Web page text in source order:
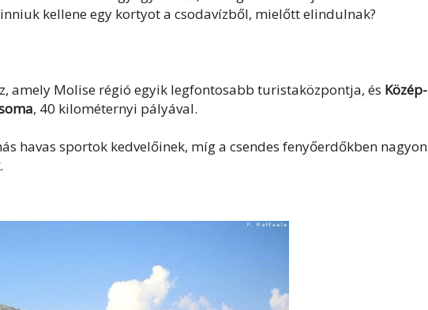
kellene egy kortyot a csodavízből, mielőtt elindulnak?
amely Molise régió egyik legfontosabb turistaközpontja, és Közép-
, 40 kilométernyi pályával.
havas sportok kedvelőinek, míg a csendes fenyőerdőkben nagyon
.